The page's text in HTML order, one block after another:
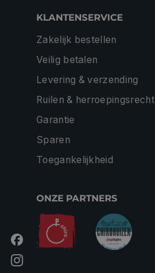
KLANTENSERVICE
Zakelijk bestellen
Veilig betalen
Levering & verzending
Ruilen & herroepingsrecht
Garantie
Sparen
Toegankelijkheid
ONZE PARTNERS